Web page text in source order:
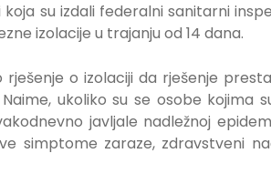
koja su izdali federalni sanitarni
izolacije u trajanju od 14 dana.
o izolaciji da rješenje
ukoliko su se osobe kojima
javljale nadležnoj
simptome zaraze, zdravstveni